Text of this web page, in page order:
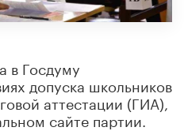
в Госдуму
допуска школьников
аттестации (ГИА),
сайте партии.